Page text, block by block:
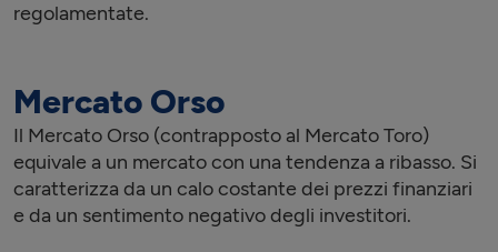
regolamentate.
Mercato Orso
Il Mercato Orso (contrapposto al Mercato Toro)
equivale a un mercato con una tendenza a ribasso. Si
caratterizza da un calo costante dei prezzi finanziari
e da un sentimento negativo degli investitori.